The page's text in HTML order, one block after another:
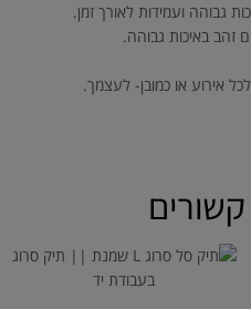
גבוהה ועמידות לאורך זמן.
זהב באיכות גבוהה.
אירוע או כמובן- לעצמך.